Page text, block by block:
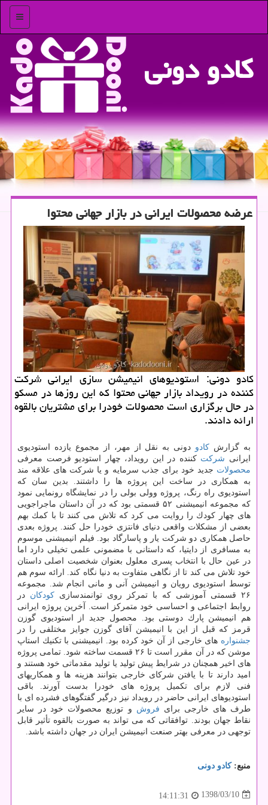
منو
كادو دونی
عرضه محصولات ایرانی در بازار جهانی محتوا
كادو دونی: استودیوهای انیمیشن سازی ایرانی شركت
كننده در رویداد بازار جهانی محتوا كه این روزها در مسكو
در حال برگزاری است محصولات خودرا برای مشتریان بالقوه
ارائه دادند.
به گزارش كادو دونی به نقل از مهر، از مجموع یازده استودیوی
ایرانی شركت كننده در این رویداد، چهار استودیو فرصت معرفی
محصولات جدید خود برای جذب سرمایه و یا شركت های علاقه مند
به همكاری در ساخت این پروژه ها را داشتند. بدین سان كه
استودیوی راه رنگ، پروژه وولی بولی را در نمایشگاه رونمایی نمود
كه مجموعه انیمیشنی ۵۲ قسمتی بود كه در آن داستان ماجراجویی
های چهار كودك را روایت می كرد كه تلاش می كنند تا با كمك بهم
بعضی از مشكلات واقعی دنیای فانتزی خودرا حل كنند. پروژه بعدی
حاصل همكاری دو شركت یار و پاسارگاد بود. فیلم انیمیشنی موسوم
به مسافری از دایتیا، كه داستانی با مضمونی علمی تخیلی دارد اما
در عین حال با انتخاب پسری معلول بعنوان شخصیت اصلی داستان
خود تلاش می كند تا از نگاهی متفاوت به دنیا نگاه كند. ارائه سوم هم
توسط استودیوی رویان و انیمیشن آنی و مانی انجام شد. مجموعه
۲۶ قسمتی آموزشی كه با تمركز روی توانمندسازی
كودكان در
روابط اجتماعی و احساسی خود متمركز است. آخرین پروژه ایرانی
هم انیمیشن پارك دوستی بود. محصول جدید از استودیوی گوزن
قرمز كه قبل از این با انیمیشن آقای گوزن جوایز مختلفی را در
جشنواره های خارجی از آن خود كرده بود. انیمیشنی با تكنیك استاپ
موشن كه در آن مقرر است تا ۲۶ قسمت ساخته شود. تمامی پروژه
های اخیر همچنان در شرایط پیش تولید یا تولید مقدماتی خود هستند و
امید دارند تا با یافتن شركای خارجی بتوانند هزینه ها و همكاریهای
فنی لازم برای تكمیل پروژه های خودرا بدست آورند. باقی
استودیوهای ایرانی حاضر در رویداد نیز درگیر گفتگوهای فشرده ای با
طرف های خارجی برای فروش و توزیع محصولات خود در سایر
نقاط جهان بودند. توافقاتی كه می تواند به صورت بالقوه تأثیر قابل
توجهی در معرفی بهتر صنعت انیمیشن ایران در جهان داشته باشد.
منبع:كادو دونی
1398/03/10
14:11:31